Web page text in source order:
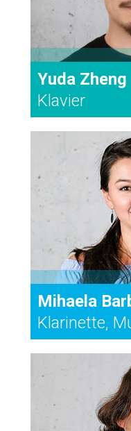
Mihaela
Klarinette,
Yuda Zheng
Klavier